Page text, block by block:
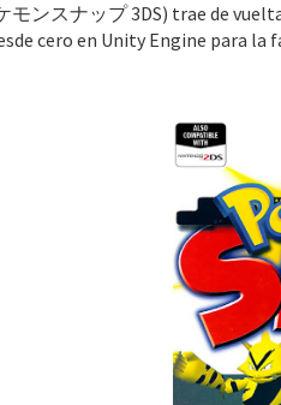
モンスナップ 3DS) trae de
cero en Unity Engine para